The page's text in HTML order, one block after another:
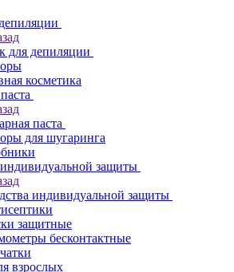
для депиляции
косметика
паста
для шугаринга
защиты
индивидуальной защиты
защитные
бесконтактные
взрослых